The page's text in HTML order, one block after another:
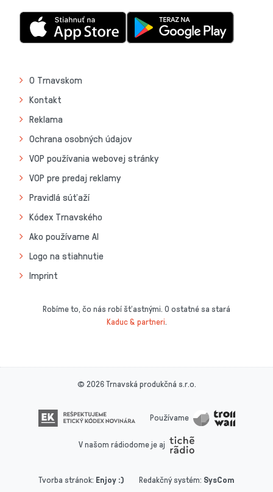
O Trnavskom
Kontakt
Reklama
Ochrana osobných údajov
VOP používania webovej stránky
VOP pre predaj reklamy
Pravidlá súťaží
Kódex Trnavského
Ako používame AI
Logo na stiahnutie
Imprint
Robíme to, čo nás robí šťastnými. O ostatné sa stará
Kaduc & partneri.
© 2026 Trnavská produkčná s.r.o.
Používame
V našom rádiodome je aj
Tvorba stránok: Enjoy :) Redakčný systém: SysCom